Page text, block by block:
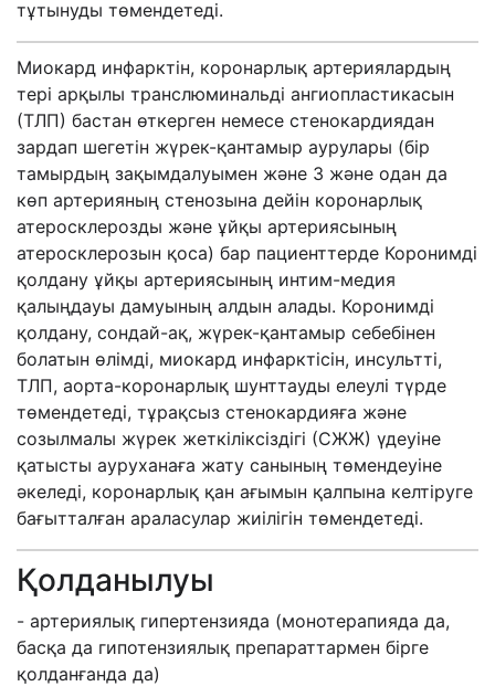
тұтынуды төмендетеді.
Миокард инфарктін, коронарлық артериялардың
тері арқылы транслюминальді ангиопластикасын
(ТЛП) бастан өткерген немесе стенокардиядан
зардап шегетін жүрек-қантамыр аурулары (бір
тамырдың зақымдалуымен және 3 және одан да
көп артерияның стенозына дейін коронарлық
атеросклерозды және ұйқы артериясының
атеросклерозын қоса) бар пациенттерде Коронимді
қолдану ұйқы артериясының интим-медия
қалыңдауы дамуының алдын алады. Коронимді
қолдану, сондай-ақ, жүрек-қантамыр себебінен
болатын өлімді, миокард инфарктісін, инсультті,
ТЛП, аорта-коронарлық шунттауды елеулі түрде
төмендетеді, тұрақсыз стенокардияға және
созылмалы жүрек жеткіліксіздігі (СЖЖ) үдеуіне
қатысты ауруханаға жату санының төмендеуіне
әкеледі, коронарлық қан ағымын қалпына келтіруге
бағытталған араласулар жиілігін төмендетеді.
Қолданылуы
- артериялық гипертензияда (монотерапияда да,
басқа да гипотензиялық препараттармен бірге
қолданғанда да)